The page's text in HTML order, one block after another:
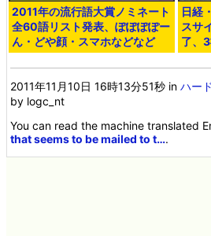
2011年の流行語大賞ノミネート
全60語リスト発表、ぽぽぽぽー
ん・どや顔・スマホなどなど
日経
スサ
了、
2011年11月10日 16時13分51秒 inハー
by logc_nt
You can read the machine translated
that seems to be mailed to t….